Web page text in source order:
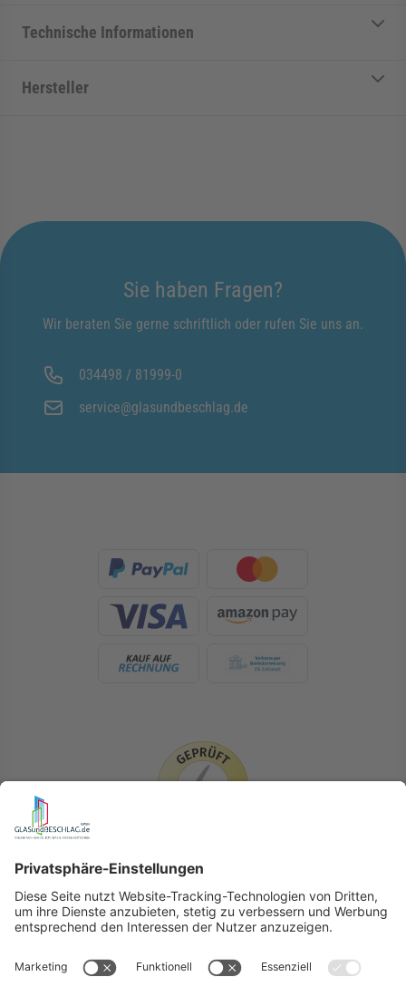
Technische Informationen
Hersteller
Sie haben Fragen?
Wir beraten Sie gerne schriftlich oder rufen Sie uns an.
034498 / 81999-0
service@glasundbeschlag.de